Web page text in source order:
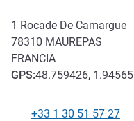
1 Rocade De Camargue
78310 MAUREPAS
FRANCIA
GPS:48.759426, 1.94565
+33 1 30 51 57 27